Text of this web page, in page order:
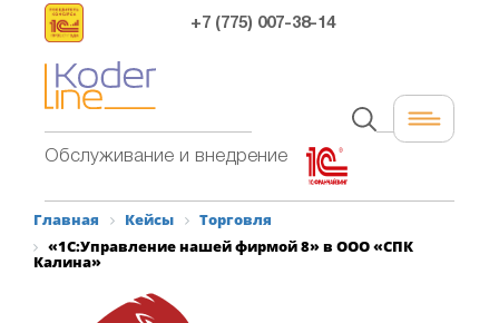
Обслуживание и внедрение
+7 (775) 007-38-14
Главная Кейсы
Торговля
«1С:Управление нашей фирмой 8» в ООО «СПК
Калина»